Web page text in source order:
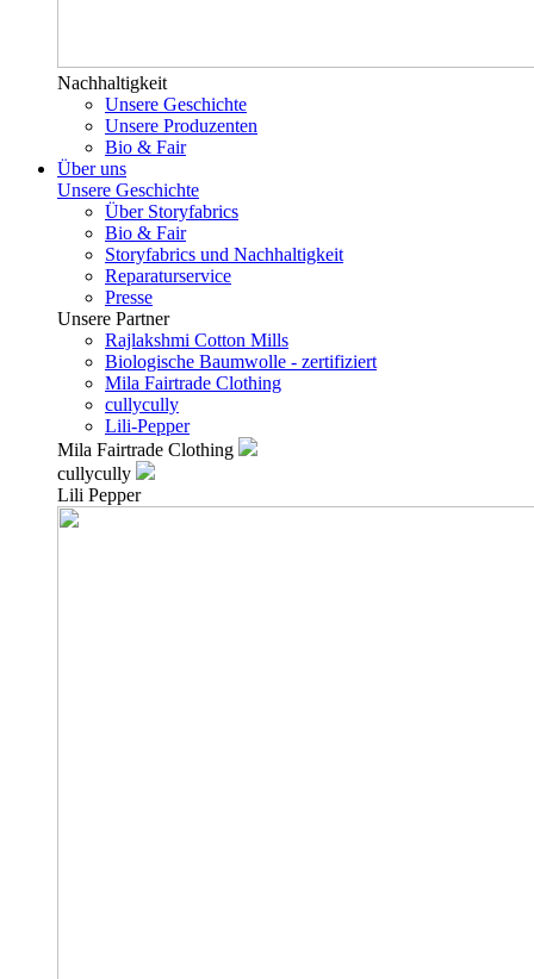
Nachhaltigkeit
Unsere Geschichte
Unsere Produzenten
Bio & Fair
Über uns
Unsere Geschichte
Über Storyfabrics
Bio & Fair
Storyfabrics und Nachhaltigkeit
Reparaturservice
Presse
Unsere Partner
Rajlakshmi Cotton Mills
Biologische Baumwolle - zertifiziert
Mila Fairtrade Clothing
cullycully
Lili-Pepper
Mila Fairtrade Clothing
cullycully
Lili Pepper